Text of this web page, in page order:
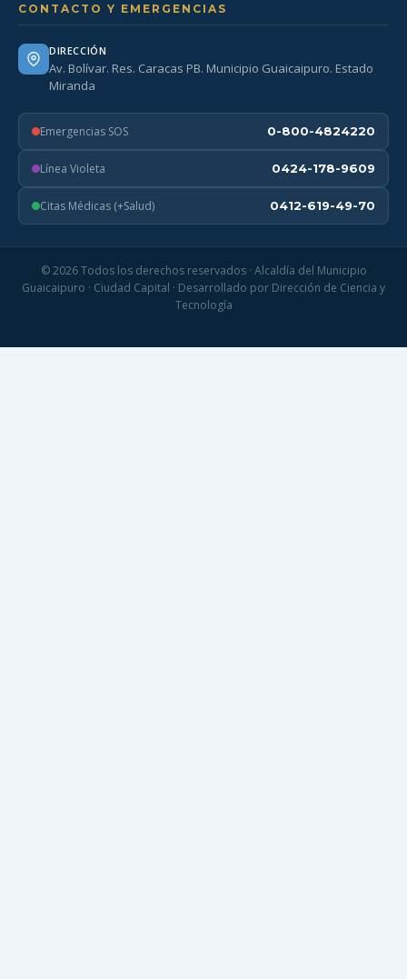
CONTACTO Y EMERGENCIAS
DIRECCIÓN
Av. Bolívar. Res. Caracas PB. Municipio Guaicaipuro. Estado
Miranda
Emergencias SOS 0-800-4824220
Línea Violeta 0424-178-9609
Citas Médicas (+Salud) 0412-619-49-70
© 2026 Todos los derechos reservados · Alcaldía del Municipio
Guaicaipuro · Ciudad Capital · Desarrollado por Dirección de Ciencia y
Tecnología